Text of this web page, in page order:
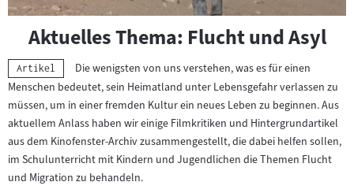
Aktuelles Thema: Flucht und Asyl
Kategorie:
Artikel
Die wenigsten von uns verstehen, was es für einen
Menschen bedeutet, sein Heimatland unter Lebensgefahr verlassen zu
müssen, um in einer fremden Kultur ein neues Leben zu beginnen. Aus
aktuellem Anlass haben wir einige Filmkritiken und Hintergrundartikel
aus dem Kinofenster-Archiv zusammengestellt, die dabei helfen sollen,
im Schulunterricht mit Kindern und Jugendlichen die Themen Flucht
und Migration zu behandeln.